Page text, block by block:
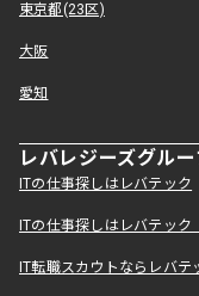
東京都(23区)
大阪
愛知
レバレジーズグル
ITの仕事探しはレバテック
ITの仕事探しはレバテック
IT転職スカウトならレバテ